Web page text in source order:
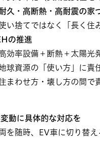
久・高断熱・高耐震の家
ではなく「長く住み
の推進
備＋断熱＋太陽光発電
の「使い方」に責任を
方・壊し方の間で責任
動に具体的な対応を
を随時、EV車に切り替え